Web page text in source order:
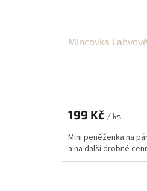
Mincovka
199 Kč / ks
Mini peněženka na
a na další drobné